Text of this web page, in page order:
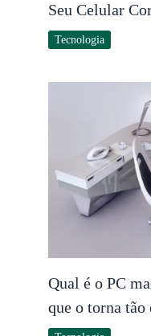
Seu Celular
Tecnologia
Qual é o PC
que o torna tão